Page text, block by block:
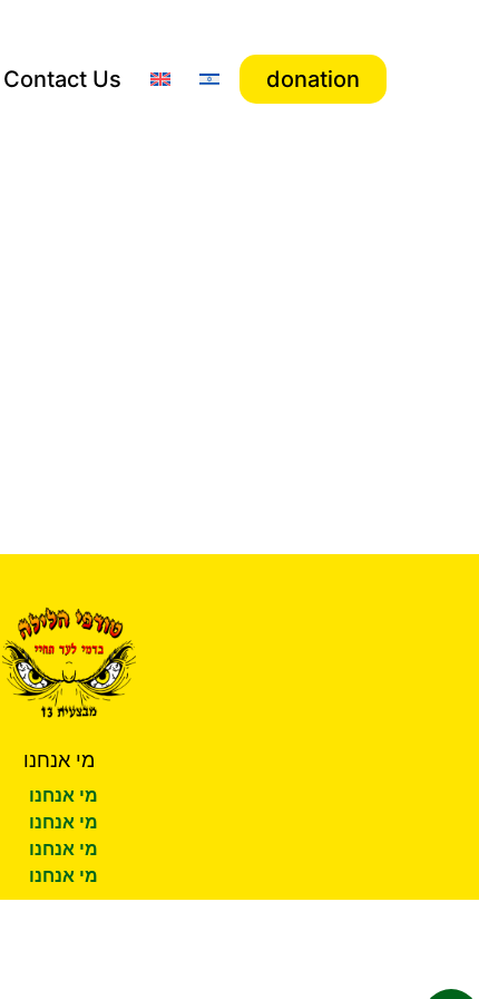
Contact Us donation
מי אנחנו
מי אנחנו
מי אנחנו
מי אנחנו
מי אנחנו